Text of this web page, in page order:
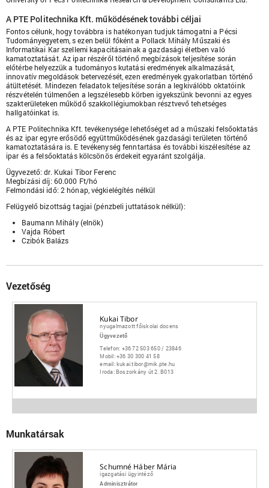
A PTE Politechnika Kft. működésének további céljai
Fontos célunk, hogy továbbra is hatékonyan tudjuk támogatni a Pécsi
Tudományegyetem, s ezen belül főként a Pollack Mihály Műszaki és
Informatikai Kar szellemi kapacitásainak a gazdasági életben való
kamatoztatását. Az ipar részéről történő megbízások teljesítése során
előtérbe helyezzük a tudományos kutatási eredmények alkalmazását,
innovatív megoldások betervezését, ezen eredmények gyakorlatban történő
átültetését. Mindezen feladatok teljesítése során a legkiválóbb oktatóink
részvételén túlmenően a legszélesebb körben igyekszünk bevonni az egyes
szakterületeken működő szakkollégiumokban résztvevő tehetséges
hallgatóinkat is.
A PTE Politechnika Kft. tevékenysége lehetőséget ad a műszaki felsőoktatás
és az ipar egyre erősödő együttműködésének gazdasági területen történő
kamatoztatására is. E tevékenység fenntartása és további kiszélesítése az
ipar és a felsőoktatás kölcsönös érdekeit egyaránt szolgálja.
Ügyvezető: dr. Kukai Tibor Ferenc
Megbízási díj: 60.000 Ft/hó
Felmondási idő: 2 hónap, végkielégítés nélkül
Felügyelő bizottság tagjai (pénzbeli juttatások nélkül):
Baumann Mihály (elnök)
Vajda Róbert
Czibók Balázs
Vezetőség
Kukai Tibor
nyugalmazott főiskolai docens
Ügyvezető
Telefon: +36 72 503 650 / 23846
Mobil:+36 30 300 41 58
email:kukai.tibor@mik.pte.hu
Iroda:Boszorkány út 2. B013
Munkatársak
Schumné Háber Mária
igazgatási ügyintéző
Adminisztrátor